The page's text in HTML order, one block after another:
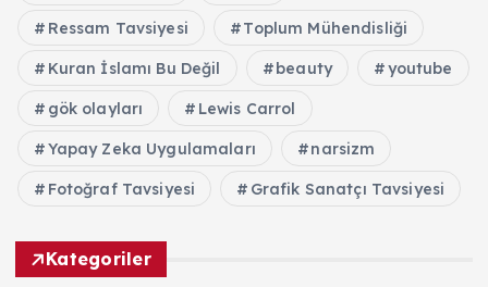
Ressam Tavsiyesi Toplum Mühendisliği
Kuran İslamı Bu Değil beauty youtube
gök olayları Lewis Carrol
Yapay Zeka Uygulamaları narsizm
Fotoğraf Tavsiyesi Grafik Sanatçı Tavsiyesi
Kategoriler